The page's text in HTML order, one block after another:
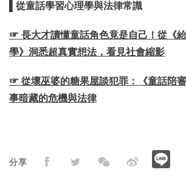
▌從童話學習心理學與法律常識
☞ 長大才讀懂童話角色竟是自己！從《
學》洞悉超真實想法，看見社會縮影
☞ 從壞巫婆的糖果屋談犯罪：《童話陪
事暗藏的危機與法律
分享